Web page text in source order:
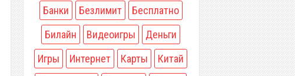
Банки
Безлимит
Бесплатно
Билайн
Видеоигры
Деньги
Игры
Интернет Карты
Китай